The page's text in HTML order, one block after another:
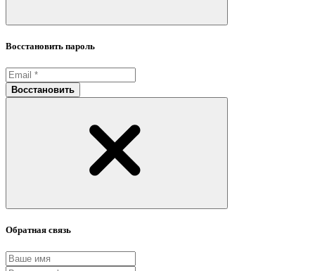
Восстановить пароль
Восстановить
Обратная связь